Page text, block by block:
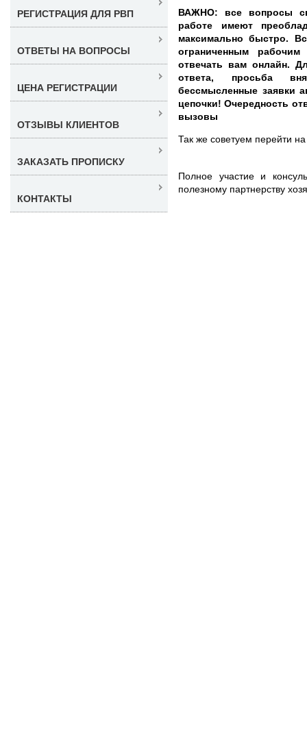
ВАЖНО: все вопросы
работе имеют
максимально быстро.
ограниченным
отвечать вам онлайн.
ответа, просьба
бессмысленные заявки
цепочки! Очередность
вызовы
Так же советуем перейти
Полное участие и
полезному партнерству
РЕГИСТРАЦИЯ ДЛЯ РВП
ОТВЕТЫ НА ВОПРОСЫ
ЦЕНА РЕГИСТРАЦИИ
ОТЗЫВЫ КЛИЕНТОВ
ЗАКАЗАТЬ ПРОПИСКУ
КОНТАКТЫ